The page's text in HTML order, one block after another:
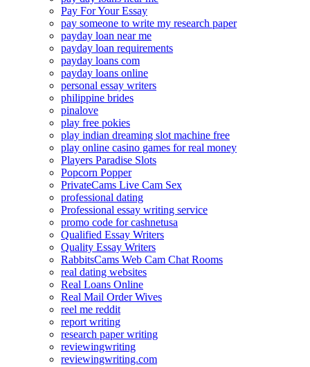
Pay For Your Essay
pay someone to write my research paper
payday loan near me
payday loan requirements
payday loans com
payday loans online
personal essay writers
philippine brides
pinalove
play free pokies
play indian dreaming slot machine free
play online casino games for real money
Players Paradise Slots
Popcorn Popper
PrivateCams Live Cam Sex
professional dating
Professional essay writing service
promo code for cashnetusa
Qualified Essay Writers
Quality Essay Writers
RabbitsCams Web Cam Chat Rooms
real dating websites
Real Loans Online
Real Mail Order Wives
reel me reddit
report writing
research paper writing
reviewingwriting
reviewingwriting.com